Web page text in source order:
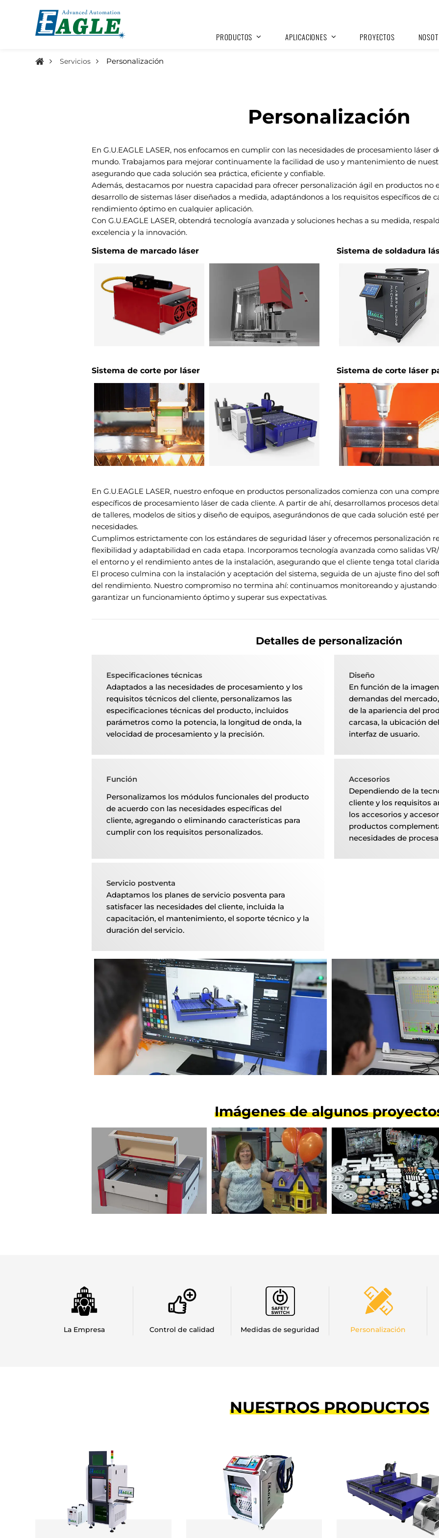
PRODUCTOS APLICACIONES PROYECTOS
Servicios Personalización
Personalización
En G.U.EAGLE LASER, nos enfocamos en cumplir con las necesidades de procesamiento láser
mundo. Trabajamos para mejorar continuamente la facilidad de uso y mantenimiento de
asegurando que cada solución sea práctica, eficiente y confiable.
Además, destacamos por nuestra capacidad para ofrecer personalización ágil en productos no
desarrollo de sistemas láser diseñados a medida, adaptándonos a los requisitos específicos de
rendimiento óptimo en cualquier aplicación.
Con G.U.EAGLE LASER, obtendrá tecnología avanzada y soluciones hechas a su medida,
excelencia y la innovación.
Sistema de marcado láser
Sistema de soldadura
Sistema de corte por láser Sistema de corte láser
En G.U.EAGLE LASER, nuestro enfoque en productos personalizados comienza con una
específicos de procesamiento láser de cada cliente. A partir de ahí, desarrollamos procesos
de talleres, modelos de sitios y diseño de equipos, asegurándonos de que cada solución esté
necesidades.
Cumplimos estrictamente con los estándares de seguridad láser y ofrecemos personalización
flexibilidad y adaptabilidad en cada etapa. Incorporamos tecnología avanzada como salidas
el entorno y el rendimiento antes de la instalación, asegurando que el cliente tenga total
El proceso culmina con la instalación y aceptación del sistema, seguida de un ajuste fino del
del rendimiento. Nuestro compromiso no termina ahí: continuamos monitoreando y ajustando
garantizar un funcionamiento óptimo y superar sus expectativas.
Detalles de personalización
Especificaciones técnicas
Adaptados a las necesidades de procesamiento y los
requisitos técnicos del cliente, personalizamos las
especificaciones técnicas del producto, incluidos
parámetros como la potencia, la longitud de onda, la
velocidad de procesamiento y la precisión.
Diseño
En función de la
demandas del
de la apariencia del
carcasa, la ubicación
interfaz de usuario.
Función
Personalizamos los módulos funcionales del producto
de acuerdo con las necesidades específicas del
cliente, agregando o eliminando características para
cumplir con los requisitos personalizados.
Accesorios
Dependiendo de la
cliente y los requisitos
los accesorios y
productos
necesidades de
Servicio postventa
Adaptamos los planes de servicio posventa para
satisfacer las necesidades del cliente, incluida la
capacitación, el mantenimiento, el soporte técnico y la
duración del servicio.
Imágenes de algunos
La Empresa Control de calidad Medidas de seguridad Personalización
NUESTROS PRODUCTOS